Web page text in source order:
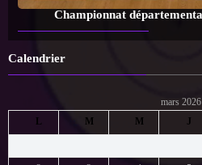
Championnat
Calendrier
mars 2026
L
M M J